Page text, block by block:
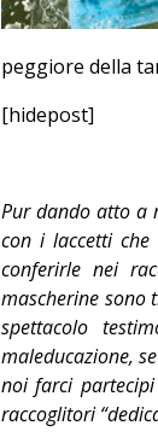
peggiore della
[hidepost]
Pur dando atto a
con i laccetti
conferirle nei
mascherine sono
spettacolo
maleducazione,
noi farci
raccoglitori